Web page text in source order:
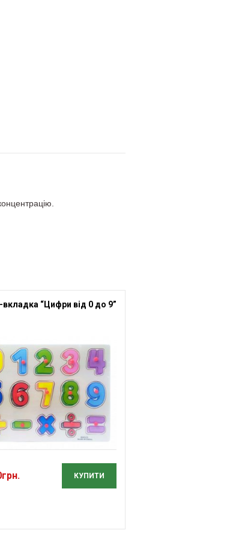
“Цифри від 0 до 9”
грн. КУПИТИ